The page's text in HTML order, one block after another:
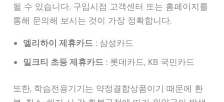
될 수 있습니다. 구입시점 고객센터 또는 홈페이지를
통해 문의해 보시는 것이 가장 정확합니다.
엘리하이 제휴카드 : 삼성카드
밀크티 초등 제휴카드 : 롯데카드, KB 국민카드
또한, 학습전용기기는 약정결합상품이기 때문에 환